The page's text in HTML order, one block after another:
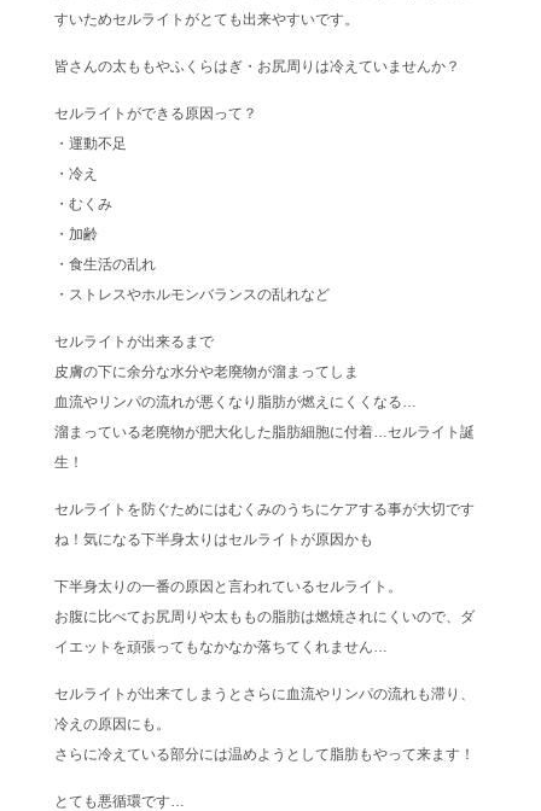
すいためセルライトがとても出来やすいです。
皆さんの太ももやふくらはぎ・お尻周りは冷えていませんか？
セルライトができる原因って？
・運動不足
・冷え
・むくみ
・加齢
・食生活の乱れ
・ストレスやホルモンバランスの乱れなど
セルライトが出来るまで
皮膚の下に余分な水分や老廃物が溜まってしま
血流やリンパの流れが悪くなり脂肪が燃えにくくなる…
溜まっている老廃物が肥大化した脂肪細胞に付着…セルライト誕
生！
セルライトを防ぐためにはむくみのうちにケアする事が大切です
ね！気になる下半身太りはセルライトが原因かも
下半身太りの一番の原因と言われているセルライト。
お腹に比べてお尻周りや太ももの脂肪は燃焼されにくいので、ダ
イエットを頑張ってもなかなか落ちてくれません…
セルライトが出来てしまうとさらに血流やリンパの流れも滞り、
冷えの原因にも。
さらに冷えている部分には温めようとして脂肪もやって来ます！
とても悪循環です…